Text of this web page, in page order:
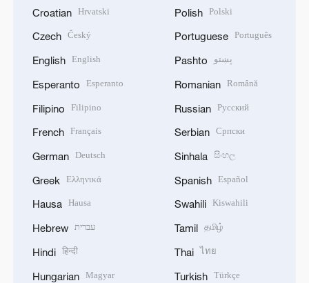
Croatian Hrvatski
Czech Český
English English
Esperanto Esperanto
Filipino Filipino
French Français
German Deutsch
Greek Ελληνικά
Hausa Hausa
Hebrew עברית
Hindi हिन्दी
Hungarian Magyar
Polish Polski
Portuguese Português
Pashto پښتو
Romanian Română
Russian Русский
Serbian Српски
Sinhala සිංහල
Spanish Español
Swahili Kiswahili
Tamil தமிழ்
Thai ไทย
Turkish Türkçe